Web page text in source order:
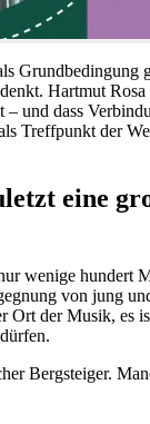
Hartmut
und dass
Treffpunkt der
eine
wenige hundert
von jung
Ort der Musik, es
Bergsteiger.